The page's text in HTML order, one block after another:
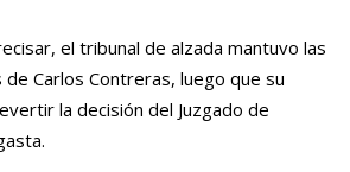
el tribunal de alzada mantuvo las
Carlos Contreras, luego que su
la decisión del Juzgado de